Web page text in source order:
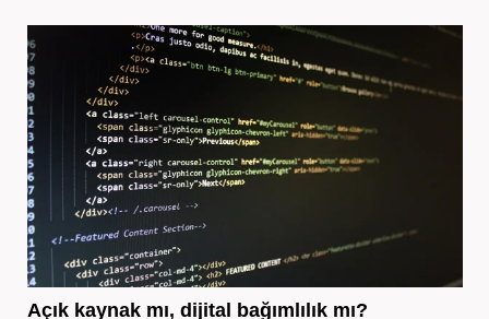
Açık kaynak mı, dijital bağımlılık mı?